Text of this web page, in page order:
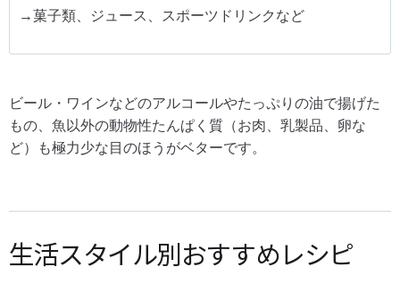
→菓子類、ジュース、スポーツドリンクなど
ビール・ワインなどのアルコールやたっぷりの油で揚げた
もの、魚以外の動物性たんぱく質（お肉、乳製品、卵な
ど）も極力少な目のほうがベターです。
生活スタイル別おすすめレシピ